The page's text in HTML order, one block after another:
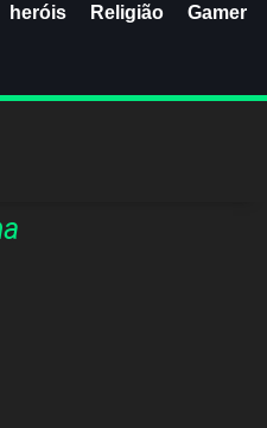
heróis Religião Gamer